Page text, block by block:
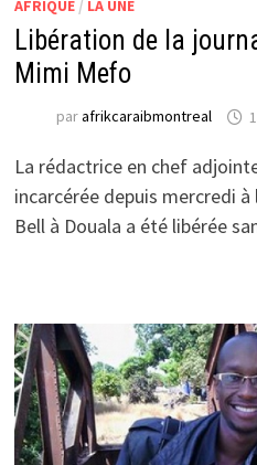
AFRIQUE/ LA UNE
Libération de la
Mimi Mefo
parafrikcaraibmontreal
La rédactrice en chef
incarcérée depuis mercredi
Bell à Douala a été libérée